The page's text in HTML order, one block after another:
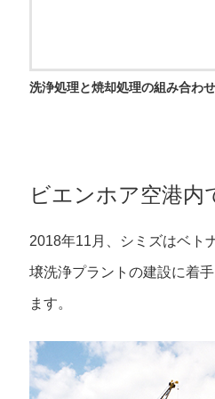
洗浄処理と焼却処理の組み合わ
ビエンホア空港内
2018年11月、シミズはベト
壌洗浄プラントの建設に着
ます。